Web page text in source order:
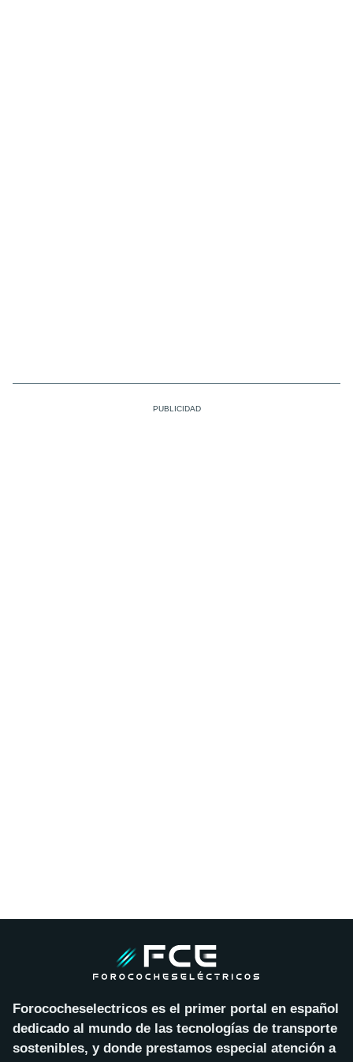
Forococheselectricos es el primer portal en español
dedicado al mundo de las tecnologías de transporte
sostenibles, y donde prestamos especial atención a